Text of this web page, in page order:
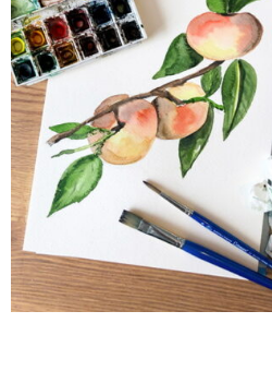
Moment
perziken
Winsor &
waterverf